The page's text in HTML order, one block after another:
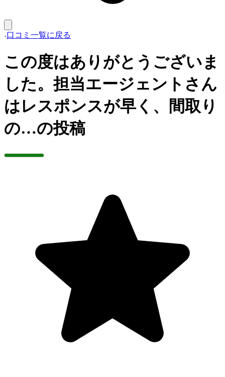
口コミ一覧に戻る
この度はありがとうございま
した。担当エージェントさん
はレスポンスが早く、間取り
の…の投稿